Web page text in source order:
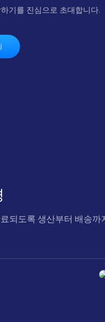
기를 진심으로 초대합니다.
되도록 생산부터 배송